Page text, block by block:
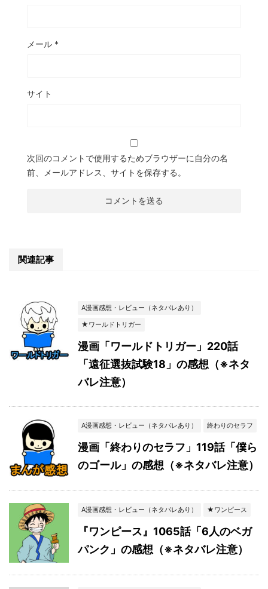
メール *
サイト
次回のコメントで使用するためブラウザーに自分の名
前、メールアドレス、サイトを保存する。
関連記事
A漫画感想・レビュー（ネタバレあり）
★ワールドトリガー
漫画「ワールドトリガー」220話
「遠征選抜試験18」の感想（※ネタ
バレ注意）
A漫画感想・レビュー（ネタバレあり） 終わりのセラフ
漫画「終わりのセラフ」119話「僕ら
のゴール」の感想（※ネタバレ注意）
A漫画感想・レビュー（ネタバレあり） ★ワンピース
『ワンピース』1065話「6人のベガ
パンク」の感想（※ネタバレ注意）